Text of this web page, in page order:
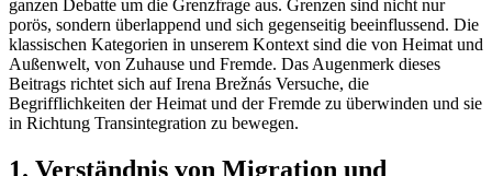
ganzen Debatte um die Grenzfrage aus. Grenzen sind nicht nur
porös, sondern überlappend und sich gegenseitig beeinflussend. Die
klassischen Kategorien in unserem Kontext sind die von Heimat und
Außenwelt, von Zuhause und Fremde. Das Augenmerk dieses
Beitrags richtet sich auf Irena Brežnás Versuche, die
Begrifflichkeiten der Heimat und der Fremde zu überwinden und sie
in Richtung Transintegration zu bewegen.
1. Verständnis von Migration und